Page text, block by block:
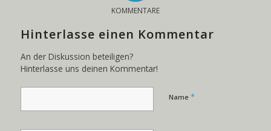
KOMMENTARE
Hinterlasse einen Kommentar
An der Diskussion beteiligen?
Hinterlasse uns deinen Kommentar!
Name *